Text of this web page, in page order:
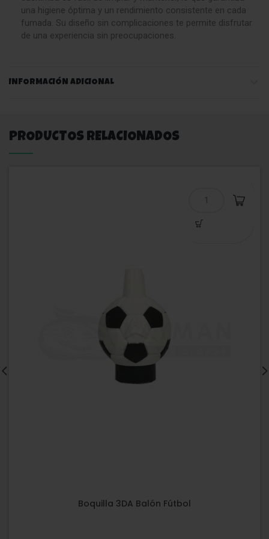
una higiene óptima y un rendimiento consistente en cada
fumada. Su diseño sin complicaciones te permite disfrutar
de una experiencia sin preocupaciones.
INFORMACIÓN ADICIONAL
PRODUCTOS RELACIONADOS
Boquilla 3DA Balón Fútbol